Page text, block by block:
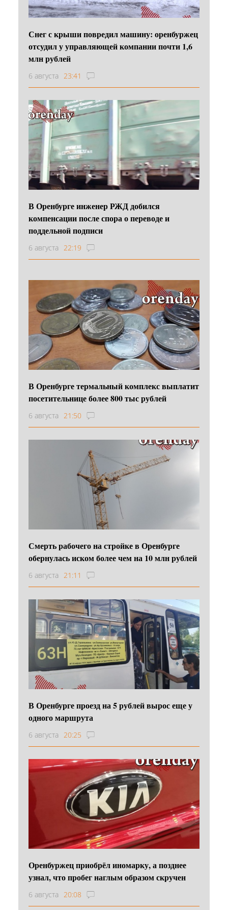
Снег с крыши повредил машину: оренбуржец
отсудил у управляющей компании почти 1,6
млн рублей
6 августа 23:41
В Оренбурге инженер РЖД добился
компенсации после спора о переводе и
поддельной подписи
6 августа 22:19
В Оренбурге термальный комплекс выплатит
посетительнице более 800 тыс рублей
6 августа 21:50
Смерть рабочего на стройке в Оренбурге
обернулась иском более чем на 10 млн рублей
6 августа 21:11
В Оренбурге проезд на 5 рублей вырос еще у
одного маршрута
6 августа 20:25
Оренбуржец приобрёл иномарку, а позднее
узнал, что пробег наглым образом скручен
6 августа 20:08